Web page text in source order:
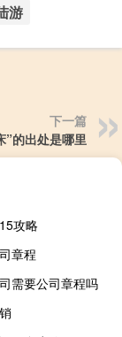
游
下一篇
”的出处是哪里
攻略
章程
需要公司章程吗